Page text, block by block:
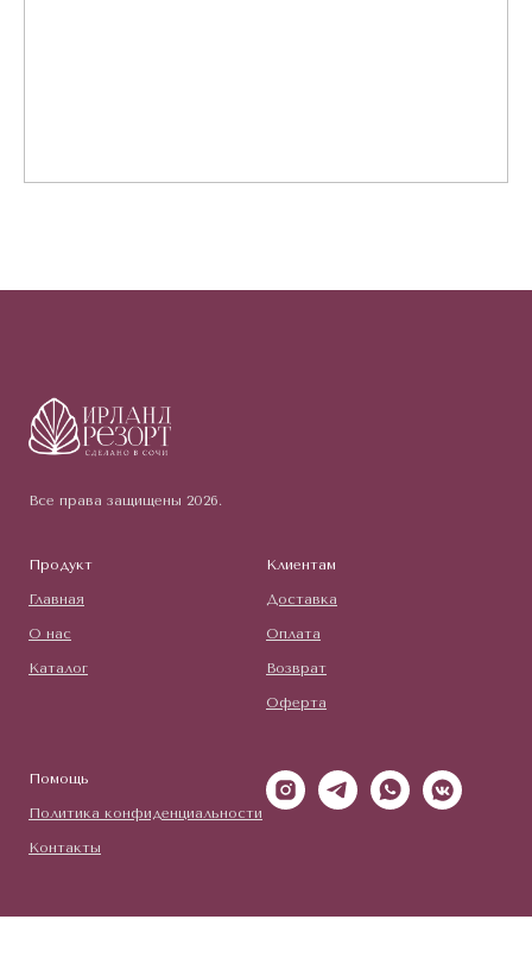
Все права защищены 2026.
Продукт
Главная
О нас
Каталог
Клиентам
Доставка
Оплата
Возврат
Оферта
Помощь
Политика конфиденциальности
Контакты